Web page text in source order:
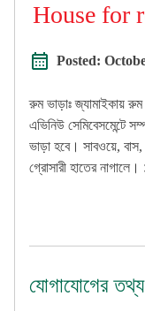
House for
Posted:
রুম ভাড়াঃ জ্যামাইকায়
এভিনিউ সেমিবেসমেন্টে
ভাড়া হবে। সাবওয়ে,
গ্রোসারী হাতের
যোগাযোগের তথ্য